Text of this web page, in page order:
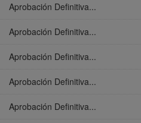
Aprobación Definitiva...
Aprobación Definitiva...
Aprobación Definitiva...
Aprobación Definitiva...
Aprobación Definitiva...